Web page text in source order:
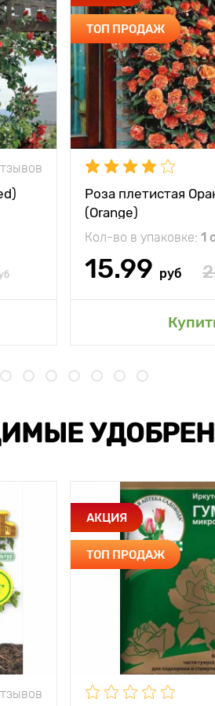
ТОП ПРОДАЖ
Роза плетистая
(Orange)
Кол-во в упаковке: 1
15.99 руб
АКЦИЯ
ТОП ПРОДАЖ